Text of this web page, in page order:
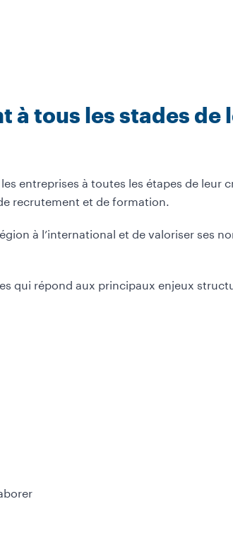
à tous les stades de
entreprises à toutes les étapes de leur
recrutement et de formation.
à l’international et de valoriser ses
qui répond aux principaux enjeux